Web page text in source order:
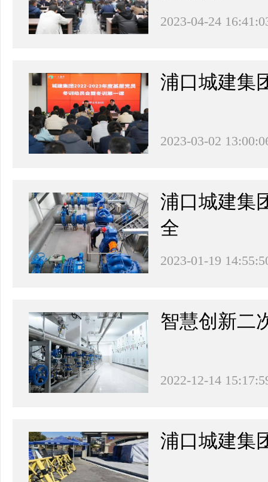
2023-04-24
浦口城建集
2023-03-02
浦口城建集
全
2023-01-19
智慧创新二
2022-12-14
浦口城建集